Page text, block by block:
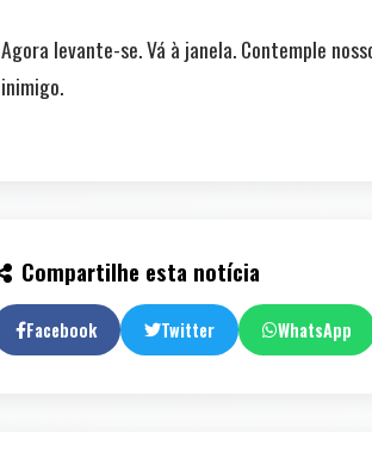
Agora levante-se. Vá à janela. Contemple
inimigo.
Compartilhe esta notícia
Facebook Twitter WhatsApp